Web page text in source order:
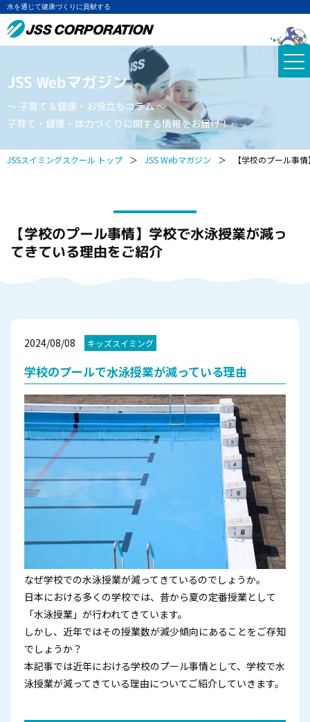
水を通じて健康づくりに貢献する
JSS Webマガジン
～ 子育て＆健康・お役立ちコラム ～
子育て・健康・体力づくりに関する情報をお届け！
JSSスイミングスクール トップ ＞ JSS Webマガジン ＞ 【学校のプール事
【学校のプール事情】学校で水泳授業が減っ
てきている理由をご紹介
2024/08/08 キッズスイミング
学校のプールで水泳授業が減っている理由
なぜ学校での水泳授業が減ってきているのでしょうか。
日本における多くの学校では、昔から夏の定番授業として
「水泳授業」が行われてきています。
しかし、近年ではその授業数が減少傾向にあることをご存知
でしょうか？
本記事では近年における学校のプール事情として、学校で水
泳授業が減ってきている理由についてご紹介していきます。